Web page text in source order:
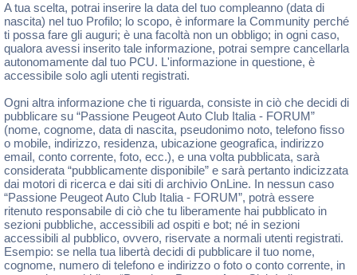
A tua scelta, potrai inserire la data del tuo compleanno (data di
nascita) nel tuo Profilo; lo scopo, è informare la Community perché
ti possa fare gli auguri; è una facoltà non un obbligo; in ogni caso,
qualora avessi inserito tale informazione, potrai sempre cancellarla
autonomamente dal tuo PCU. L'informazione in questione, è
accessibile solo agli utenti registrati.
Ogni altra informazione che ti riguarda, consiste in ciò che decidi di
pubblicare su “Passione Peugeot Auto Club Italia - FORUM”
(nome, cognome, data di nascita, pseudonimo noto, telefono fisso
o mobile, indirizzo, residenza, ubicazione geografica, indirizzo
email, conto corrente, foto, ecc.), e una volta pubblicata, sarà
considerata “pubblicamente disponibile” e sarà pertanto indicizzata
dai motori di ricerca e dai siti di archivio OnLine. In nessun caso
“Passione Peugeot Auto Club Italia - FORUM”, potrà essere
ritenuto responsabile di ciò che tu liberamente hai pubblicato in
sezioni pubbliche, accessibili ad ospiti e bot; né in sezioni
accessibili al pubblico, ovvero, riservate a normali utenti registrati.
Esempio: se nella tua libertà decidi di pubblicare il tuo nome,
cognome, numero di telefono e indirizzo o foto o conto corrente, in